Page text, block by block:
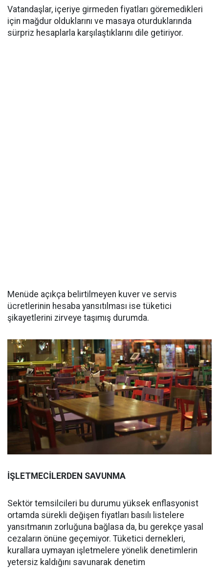
Vatandaşlar, içeriye girmeden fiyatları göremedikleri
için mağdur olduklarını ve masaya oturduklarında
sürpriz hesaplarla karşılaştıklarını dile getiriyor.
Menüde açıkça belirtilmeyen kuver ve servis
ücretlerinin hesaba yansıtılması ise tüketici
şikayetlerini zirveye taşımış durumda.
İŞLETMECİLERDEN SAVUNMA
Sektör temsilcileri bu durumu yüksek enflasyonist
ortamda sürekli değişen fiyatları basılı listelere
yansıtmanın zorluğuna bağlasa da, bu gerekçe yasal
cezaların önüne geçemiyor. Tüketici dernekleri,
kurallara uymayan işletmelere yönelik denetimlerin
yetersiz kaldığını savunarak denetim